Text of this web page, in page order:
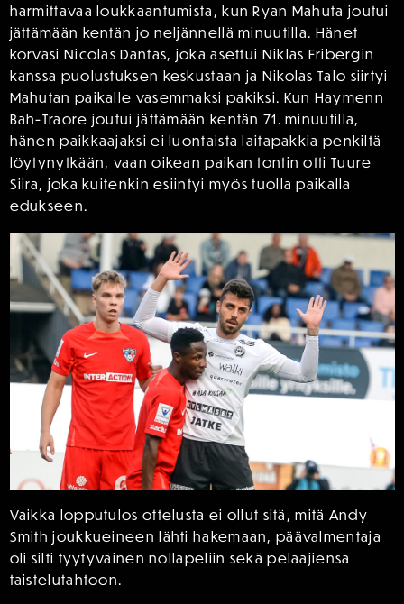
harmittavaa loukkaantumista, kun Ryan Mahuta joutui
jättämään kentän jo neljännellä minuutilla. Hänet
korvasi Nicolas Dantas, joka asettui Niklas Fribergin
kanssa puolustuksen keskustaan ja Nikolas Talo siirtyi
Mahutan paikalle vasemmaksi pakiksi. Kun Haymenn
Bah-Traore joutui jättämään kentän 71. minuutilla,
hänen paikkaajaksi ei luontaista laitapakkia penkiltä
löytynytkään, vaan oikean paikan tontin otti Tuure
Siira, joka kuitenkin esiintyi myös tuolla paikalla
edukseen.
Vaikka lopputulos ottelusta ei ollut sitä, mitä Andy
Smith joukkueineen lähti hakemaan, päävalmentaja
oli silti tyytyväinen nollapeliin sekä pelaajiensa
taistelutahtoon.